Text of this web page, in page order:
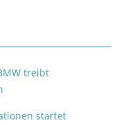
treibt
startet